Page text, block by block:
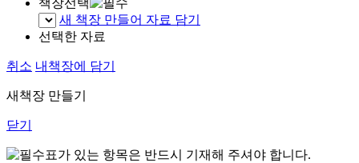
새 책장 만들어 자료 담기
선택한 자료
취소 내책장에 담기
새책장 만들기
닫기
표가 있는 항목은 반드시 기재해 주셔야 합니다.